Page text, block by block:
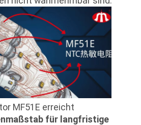
MF51E erreicht
für langfristige